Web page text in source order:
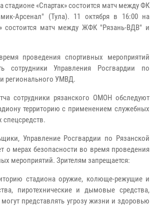
стадионе «Спартак» состоится матч между ФК
Арсенал" (Тула). 11 октября в 16:00 на
состоится матч между ЖФК "Рязань-ВДВ" и
проведения спортивных мероприятий
сотрудники Управления Росгвардии по
регионального УМВД.
сотрудники рязанского ОМОН обследуют
территорию с применением служебных
спецсредств.
Управление Росгвардии по Рязанской
о мерах безопасности во время проведения
мероприятий. Зрителям запрещается:
стадиона оружие, колюще-режущие и
пиротехнические и дымовые средства,
представлять угрозу жизни и здоровью